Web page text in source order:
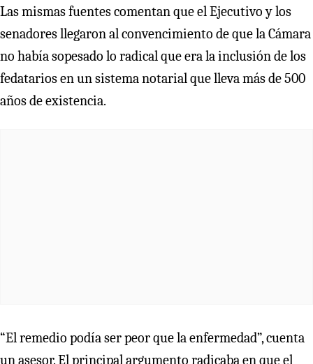
Las mismas fuentes comentan que el Ejecutivo y los
senadores llegaron al convencimiento de que la Cámara
no había sopesado lo radical que era la inclusión de los
fedatarios en un sistema notarial que lleva más de 500
años de existencia.
“El remedio podía ser peor que la enfermedad”, cuenta
un asesor. El principal argumento radicaba en que el